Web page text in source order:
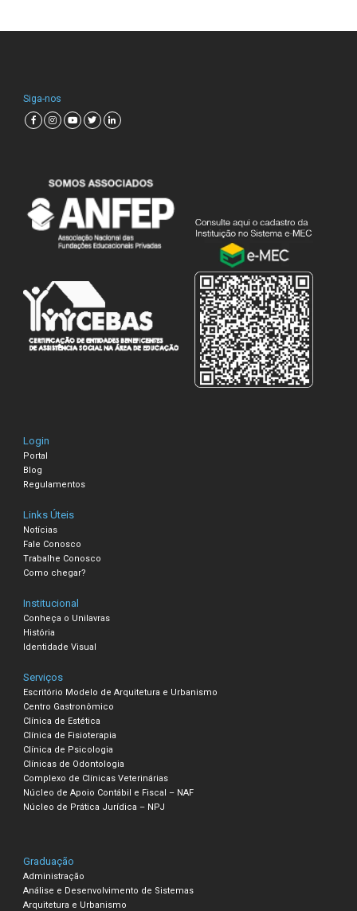
Siga-nos
Login
Portal
Blog
Regulamentos
Links Úteis
Notícias
Fale Conosco
Trabalhe Conosco
Como chegar?
Institucional
Conheça o Unilavras
História
Identidade Visual
Serviços
Escritório Modelo de Arquitetura e Urbanismo
Centro Gastronômico
Clínica de Estética
Clínica de Fisioterapia
Clínica de Psicologia
Clínicas de Odontologia
Complexo de Clínicas Veterinárias
Núcleo de Apoio Contábil e Fiscal – NAF
Núcleo de Prática Jurídica – NPJ
Graduação
Administração
Análise e Desenvolvimento de Sistemas
Arquitetura e Urbanismo